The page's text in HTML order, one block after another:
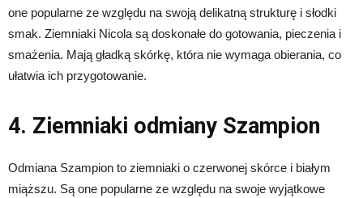
one popularne ze względu na swoją delikatną strukturę i słodki
smak. Ziemniaki Nicola są doskonałe do gotowania, pieczenia i
smażenia. Mają gładką skórkę, która nie wymaga obierania, co
ułatwia ich przygotowanie.
4. Ziemniaki odmiany Szampion
Odmiana Szampion to ziemniaki o czerwonej skórce i białym
miąższu. Są one popularne ze względu na swoje wyjątkowe